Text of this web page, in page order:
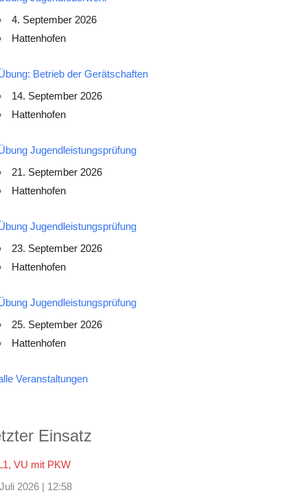
4. September 2026
Hattenhofen
Betrieb der Gerätschaften
14. September 2026
Hattenhofen
Jugendleistungsprüfung
21. September 2026
Hattenhofen
Jugendleistungsprüfung
23. September 2026
Hattenhofen
Jugendleistungsprüfung
25. September 2026
Hattenhofen
Veranstaltungen
Einsatz
VU mit PKW
2026 | 12:58